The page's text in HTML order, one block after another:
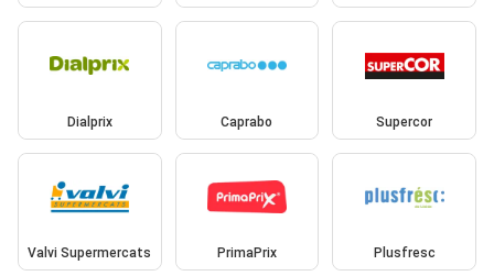
Dialprix Caprabo Supercor
Valvi Supermercats PrimaPrix Plusfresc